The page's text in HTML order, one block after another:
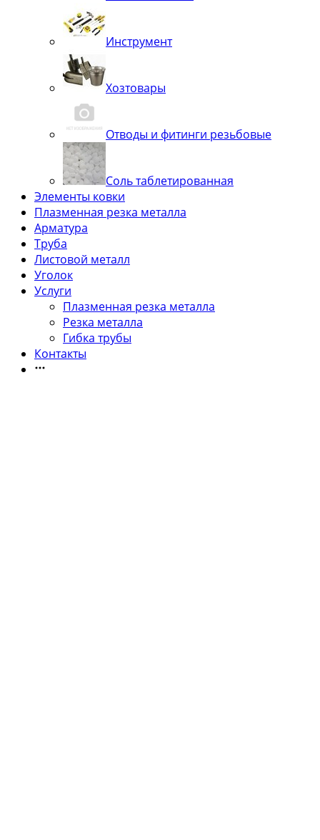
Инструмент
Хозтовары
Отводы и фитинги резьбовые
Соль таблетированная
Элементы ковки
Плазменная резка металла
Арматура
Труба
Листовой металл
Уголок
Услуги
Плазменная резка металла
Резка металла
Гибка трубы
Контакты